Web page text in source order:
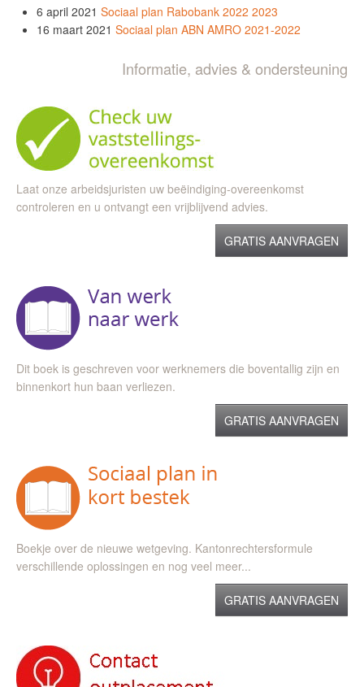
6 april 2021 Sociaal plan Rabobank 2022 2023
16 maart 2021 Sociaal plan ABN AMRO 2021-2022
Informatie, advies & ondersteuning
Laat onze arbeidsjuristen uw beëindiging-overeenkomst
controleren en u ontvangt een vrijblijvend advies.
GRATIS AANVRAGEN
Dit boek is geschreven voor werknemers die boventallig zijn en
binnenkort hun baan verliezen.
GRATIS AANVRAGEN
Boekje over de nieuwe wetgeving. Kantonrechtersformule
verschillende oplossingen en nog veel meer...
GRATIS AANVRAGEN